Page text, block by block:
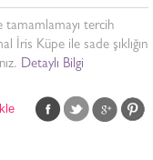
tamamlamayı tercih
İris Küpe ile sade şıklığın
Detaylı Bilgi